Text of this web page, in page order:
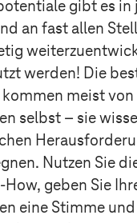
gibt es in
an fast allen
werden! Die
meist
selbst – sie
Nutzen Sie
geben Sie
eine Stimme und